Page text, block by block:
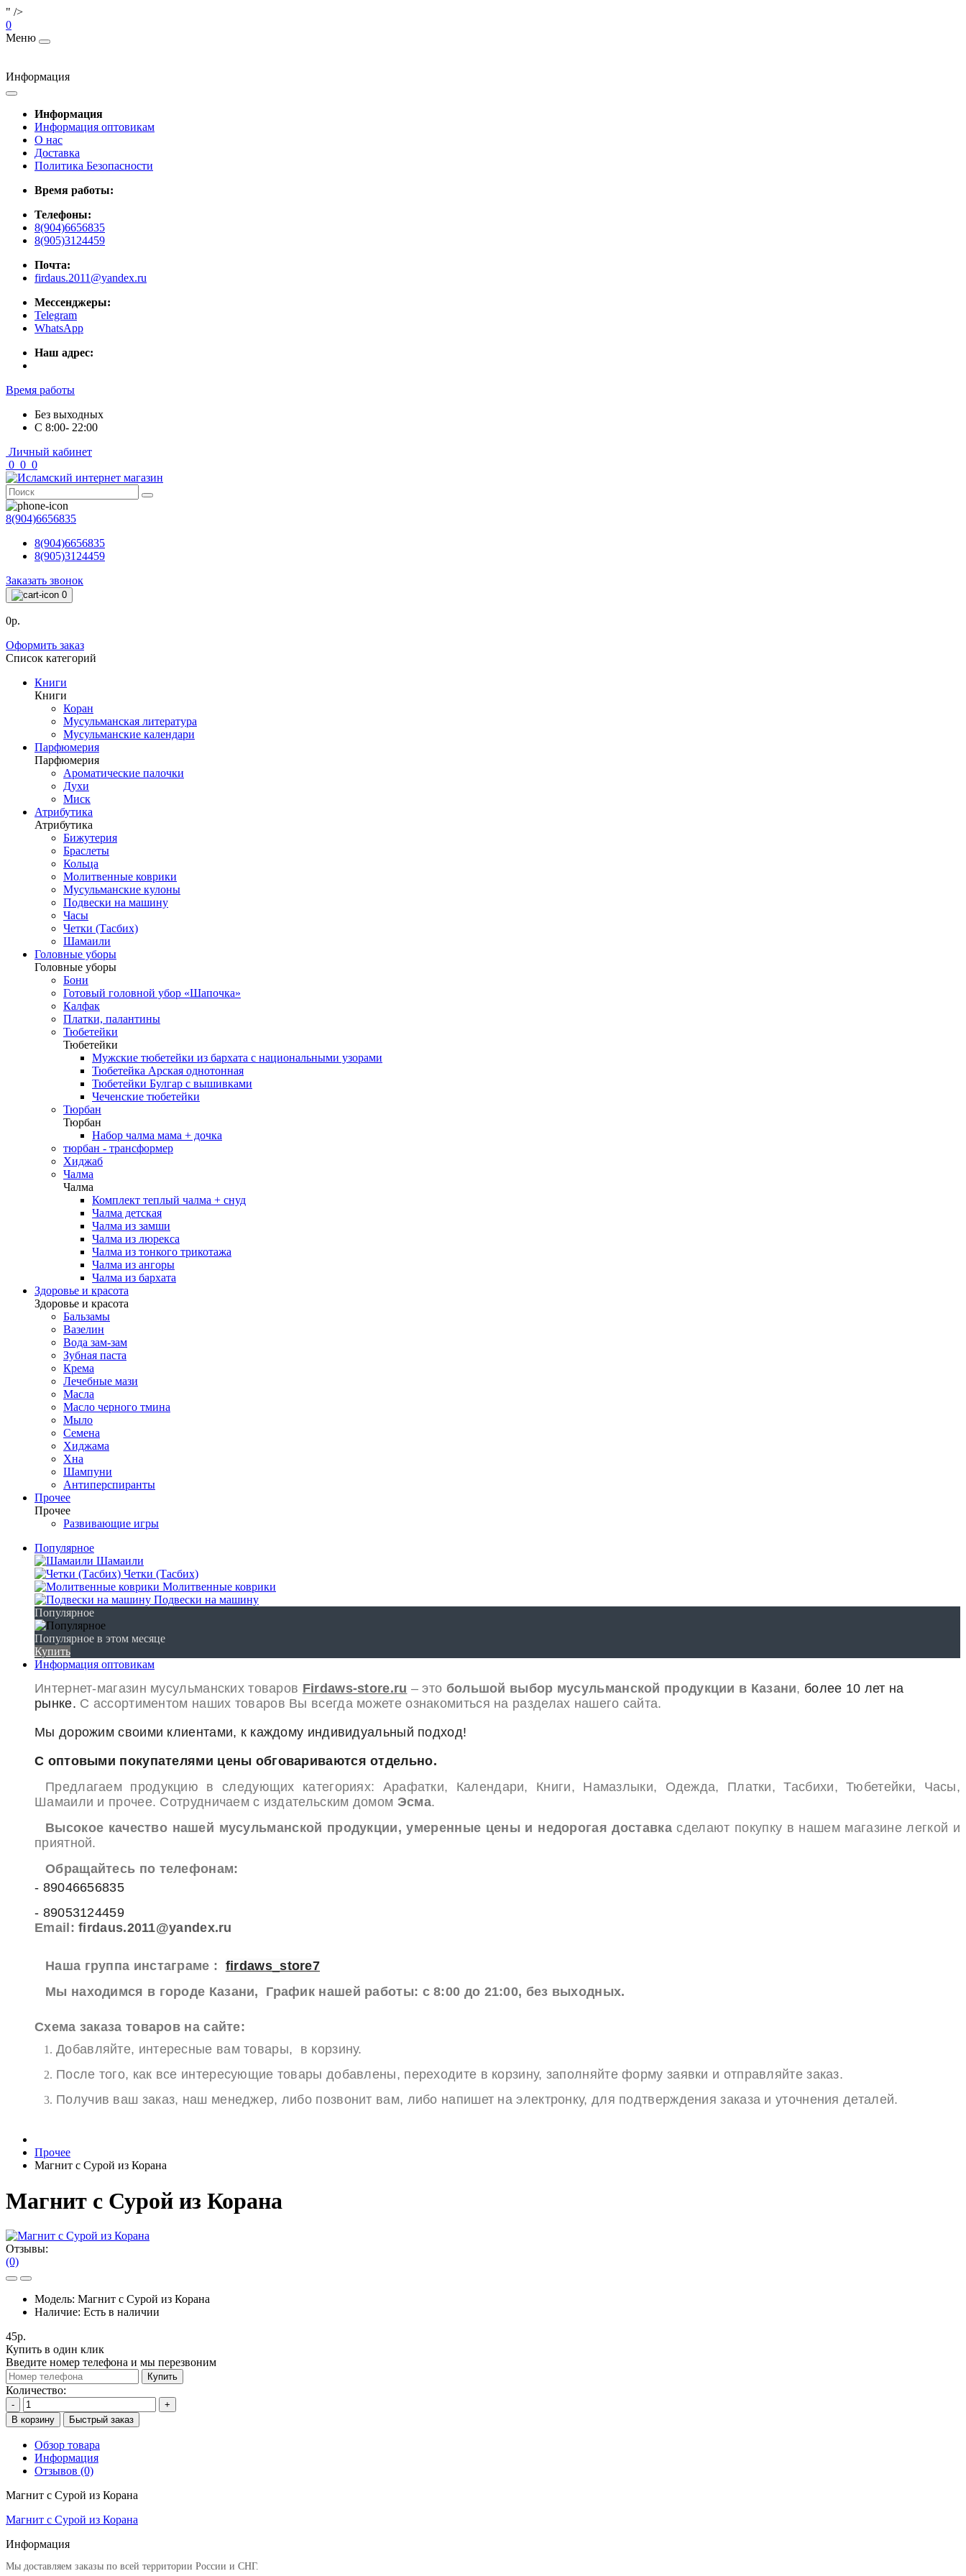
" />
0
Меню
Информация
Информация
Информация оптовикам
О нас
Доставка
Политика Безопасности
Время работы:
Телефоны:
8(904)6656835
8(905)3124459
Почта:
firdaus.2011@yandex.ru
Мессенджеры:
Telegram
WhatsApp
Наш адрес:
Время работы
Без выходных
С 8:00- 22:00
Личный кабинет
0 0 0
8(904)6656835
8(904)6656835
8(905)3124459
Заказать звонок
0
0р.
Оформить заказ
Список категорий
Книги
Книги
Коран
Мусульманская литература
Мусульманские календари
Парфюмерия
Парфюмерия
Ароматические палочки
Духи
Миск
Атрибутика
Атрибутика
Бижутерия
Браслеты
Кольца
Молитвенные коврики
Мусульманские кулоны
Подвески на машину
Часы
Четки (Тасбих)
Шамаили
Головные уборы
Головные уборы
Бони
Готовый головной убор «Шапочка»
Калфак
Платки, палантины
Тюбетейки
Тюбетейки
Мужские тюбетейки из бархата с национальными узорами
Тюбетейка Арская однотонная
Тюбетейки Булгар с вышивками
Чеченские тюбетейки
Тюрбан
Тюрбан
Набор чалма мама + дочка
тюрбан - трансформер
Хиджаб
Чалма
Чалма
Комплект теплый чалма + снуд
Чалма детская
Чалма из замши
Чалма из люрекса
Чалма из тонкого трикотажа
Чалма из ангоры
Чалма из бархата
Здоровье и красота
Здоровье и красота
Бальзамы
Вазелин
Вода зам-зам
Зубная паста
Крема
Лечебные мази
Масла
Масло черного тмина
Мыло
Семена
Хиджама
Хна
Шампуни
Антиперспиранты
Прочее
Прочее
Развивающие игры
Популярное
Шамаили
Четки (Тасбих)
Молитвенные коврики
Подвески на машину
Популярное
Популярное в этом месяце
Купить
Информация оптовикам
Интернет-магазин мусульманских товаров Firdaws-store.ru – это большой выбор мусульманской продукции в Казани, более 10 лет на
рынке. С ассортиментом наших товаров Вы всегда можете ознакомиться на разделах нашего сайта.
Мы дорожим своими клиентами, к каждому индивидуальный подход!
С оптовыми покупателями цены обговариваются отдельно.
Предлагаем продукцию в следующих категориях: Арафатки, Календари, Книги, Намазлыки, Одежда, Платки, Тасбихи, Тюбетейки, Часы,
Шамаили и прочее. Сотрудничаем с издательским домом Эсма.
Высокое качество нашей мусульманской продукции, умеренные цены и недорогая доставкасделают покупку в нашем магазине легкой и
приятной.
Обращайтесь по телефонам:
- 89046656835
- 89053124459
Email: firdaus.2011@yandex.ru
Наша группа инстаграме : firdaws_store7
Мы находимся в городе Казани, График нашей работы: с 8:00 до 21:00, без выходных.
Схема заказа товаров на сайте:
Добавляйте, интересные вам товары, в корзину.
После того, как все интересующие товары добавлены, переходите в корзину, заполняйте форму заявки и отправляйте заказ.
Получив ваш заказ, наш менеджер, либо позвонит вам, либо напишет на электронку, для подтверждения заказа и уточнения деталей.
Прочее
Магнит с Сурой из Корана
Магнит с Сурой из Корана
Отзывы:
(0)
Модель: Магнит с Сурой из Корана
Наличие: Есть в наличии
45р.
Купить в один клик
Введите номер телефона и мы перезвоним
Купить
Количество:
-
+
В корзину
Быстрый заказ
Обзор товара
Информация
Отзывов (0)
Магнит с Сурой из Корана
Магнит с Сурой из Корана
Информация
Мы доставляем заказы по всей территории России и СНГ.